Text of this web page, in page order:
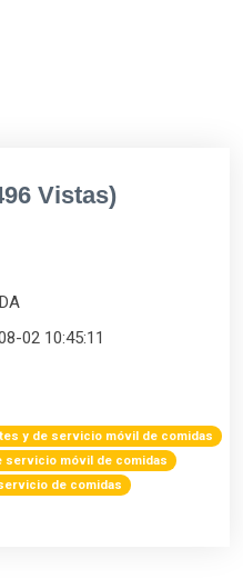
Vistas)
02 10:45:11
y de servicio móvil de comidas
servicio móvil de comidas
de comidas